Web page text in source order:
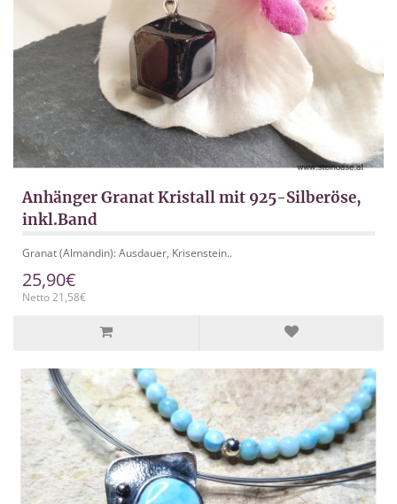
Anhänger Granat Kristall mit 925-Silberöse,
inkl.Band
Granat (Almandin): Ausdauer, Krisenstein..
25,90€
Netto 21,58€